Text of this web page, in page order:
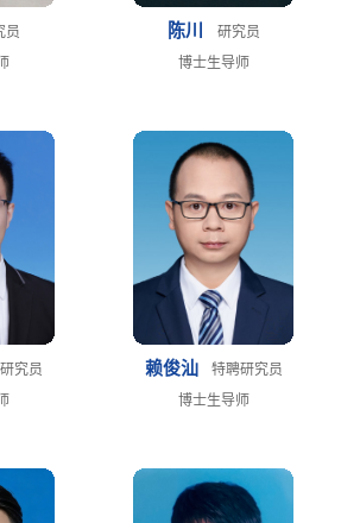
员
陈川
研究员
博士生导师
究员
赖俊汕
特聘研究员
博士生导师